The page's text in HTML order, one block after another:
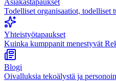
Asiakastapaukset
Todelliset organisaatiot, todelliset
Yhteistyötapaukset
Kuinka kumppanit menestyvät
Blogi
Oivalluksia tekoälystä ja